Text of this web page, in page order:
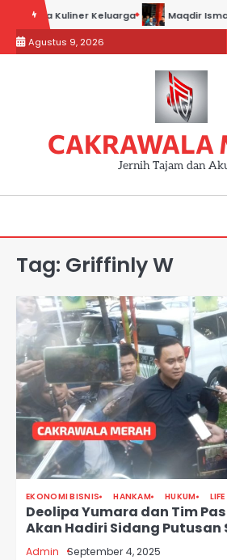
content
Kuliner Keluarga Maqdir Ismail
Agustus 9, 2026
CAKRAWALA
Jernih Tajam dan
Tag: Griffinly W
EKONOMI BISNIS HANKAM HUKUM
Deolipa Yumara dan Tim
Akan Hadiri Sidang Putusan
Admin September 4, 2025